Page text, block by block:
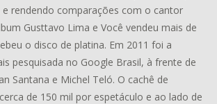
e rendendo comparações com o cantor
Gusttavo Lima e Você vendeu mais de
o disco de platina. Em 2011 foi a
pesquisada no Google Brasil, à frente de
Santana e Michel Teló. O cachê de
de 150 mil por espetáculo e ao lado de